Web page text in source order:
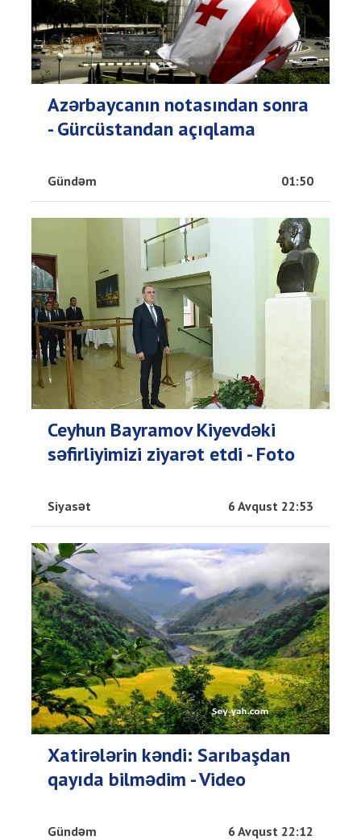
Azərbaycanın notasından sonra
- Gürcüstandan açıqlama
Gündəm 01:50
Ceyhun Bayramov Kiyevdəki
səfirliyimizi ziyarət etdi - Foto
Siyasət 6 Avqust 22:53
Xatirələrin kəndi: Sarıbaşdan
qayıda bilmədim - Video
Gündəm 6 Avqust 22:12